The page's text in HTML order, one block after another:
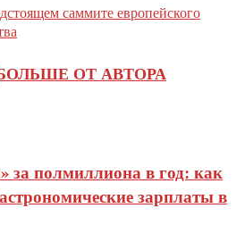
саммите европейского
ОТ АВТОРА
за полмиллиона в год: как
зарплаты в